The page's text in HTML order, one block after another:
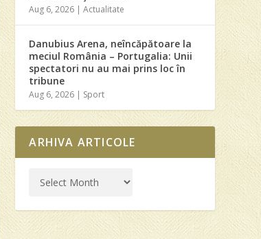
Aug 6, 2026 |Actualitate
Danubius Arena, neîncăpătoare la
meciul România – Portugalia: Unii
spectatori nu au mai prins loc în
tribune
Aug 6, 2026 | Sport
ARHIVA ARTICOLE